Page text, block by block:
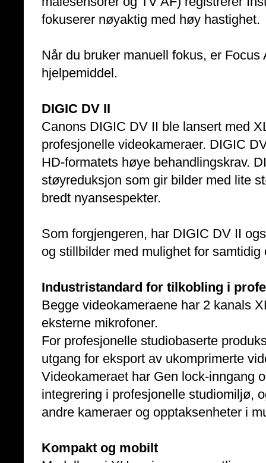
fokuserer nøyaktig med høy hastighet.
Når du bruker manuell fokus, er
hjelpemiddel.
DIGIC DV II
Canons DIGIC DV II ble lansert med
profesjonelle videokameraer. DIGIC
HD-formatets høye behandlingskrav.
støyreduksjon som gir bilder med lite
bredt nyansespekter.
Som forgjengeren, har DIGIC DV II
og stillbilder med mulighet for
Industristandard for tilkobling i
Begge videokameraene har 2 kanals
eksterne mikrofoner.
For profesjonelle studiobaserte
utgang for eksport av ukomprimerte
Videokameraet har Gen lock-inngang
integrering i profesjonelle studiomiljø,
andre kameraer og opptaksenheter i
Kompakt og mobilt